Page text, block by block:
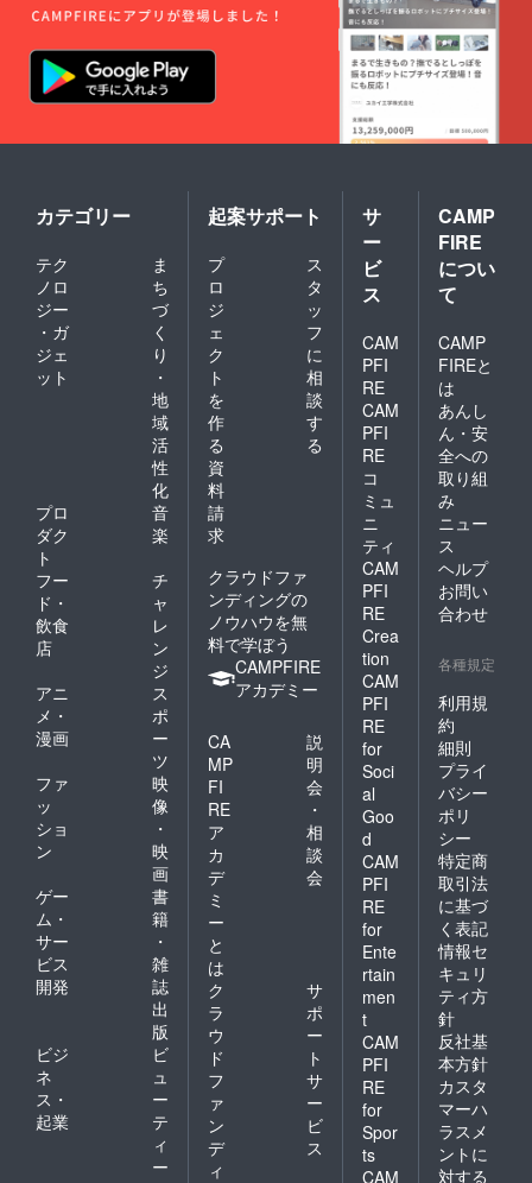
ニシャ
ルな
ど。 注
意事
項：ご
支援に
必ず備
希望さ
れるお
名前を
ご記入
くださ
い。 掲
載を希
ない場
合に
は、
「掲載
希望な
し」と
ご記載
くださ
い。
シール
につい
て 現在
デザイ
ンは調
整中で
用のオ
リジナ
ルデザ
インの
ものを
ご用意
致しま
す。 サ
イズは
60ｘ60
㎜の丸
型を想
定して
います
が、変
更の可
能性も
ござい
ます。
予めご
了承く
ださ
い。
ムペー
ジへの
お名前
掲載に
ついて
間：
5年間掲
載しま
す。 掲
載を希
望しな
い場
合、掲
止をご
希望の
場合に
はお知
らせく
ださ
い。
ホーム
ページ
のレイ
アウト
変更等
によ
り、掲
載場所
や配置
更にな
性がご
ざいま
す。 掲
載方
法：文
字の
み、
ニック
ネー
ム、イ
ニシャ
ルな
ど。 注
意事
項：ご
支援に
際し、
必ず備
考欄に
掲載を
希望さ
れるお
名前を
ご記入
くださ
くださ
い。 掲
載を希
望され
は、
し」と
ご記載
くださ
い。
シール
につい
て 現在
ンは調
整中で
す。 リ
ターン
用のオ
リジナ
ルデザ
インの
ものを
ご用意
致しま
す。 サ
イズは
60ｘ60
㎜の丸
型を想
います
更の可
能性も
ござい
ます。
予めご
了承く
ださ
い。 お
まけに
ついて
埼玉県
産 狭
山茶
宇治抹
茶入り
玄米茶
aburabi
オリジ
ナルブ
レン
ド 60
ｇ 名
称：抹
茶入り
玄米茶
原材料
れるお
名前を
ご記入
くださ
載を希
望され
ない場
は、
「掲載
希望な
し」と
ご記載
くださ
につい
て 現在
デザイ
ンは調
整中で
す。 リ
ターン
用のオ
リジナ
ルデザ
インの
ものを
ご用意
致しま
す。 サ
イズは
㎜の丸
定して
います
が、変
更の可
能性も
ござい
ます。
予めご
了承く
ださ
い。
はお知
らせく
ださ
い。
ページ
のレイ
アウト
によ
り、掲
載場所
や配置
等が変
更にな
る可能
ざいま
す。 掲
載方
法：文
字の
み、
ニック
ネー
ム、イ
ニシャ
ルな
ど。 注
意事
項：ご
支援に
際し、
考欄に
希望さ
れるお
名前を
ご記入
くださ
い。 掲
載を希
望され
ない場
合に
は、
「掲載
希望な
し」と
ご記載
くださ
シール
につい
て 現在
デザイ
ンは調
整中で
す。 リ
ターン
用のオ
掲載期
間：
2025年
1月から
載しま
す。 掲
載を希
載の中
止をご
希望の
場合に
はお知
ださ
い。
ホーム
ページ
のレイ
アウト
変更等
によ
り、掲
載場所
や配置
等が変
更にな
る可能
性がご
ざいま
載方
法：文
字の
み、
ニック
ネー
ム、イ
ニシャ
ルな
ど。 注
項：ご
支援に
際し、
必ず備
考欄に
掲載を
希望さ
れるお
名前を
ご記入
くださ
い。 掲
載を希
望され
ない場
は、
届けい
たしま
す。 原
産国:日
未満の
お子様
には食
注意く
ださ
い。 弊
社ホー
ムペー
お名前
掲載に
ついて
掲載期
間：
2025年
1月から
5年間掲
載しま
す。 掲
載を希
望しな
合、掲
載の中
止をご
場合に
はお知
らせく
ださ
い。
ホーム
ページ
のレイ
アウト
変更等
り、掲
載場所
や配置
等が変
更にな
る可能
性がご
ざいま
す。 掲
法：文
字の
み、
ニック
ネー
ム、イ
ニシャ
カテゴリー
テク
ノロ
ジー
・ガ
ジェ
ット
ま
ち
づ
く
り
・
地
域
活
性
化
プロ
ダク
ト
音
楽
フー
ド・
飲食
店
チ
ャ
レ
ン
ジ
アニ
メ・
漫画
ス
ポ
ー
ツ
ファ
ッ
ショ
ン
映
像
・
映
画
ゲー
ム・
サー
ビス
開発
書
籍
・
雑
誌
出
版
ビジ
ネ
ス・
起業
ビ
ュ
ー
テ
ィ
ー
起案サポート
プ
ロ
ジ
ェ
ク
ト
を
作
る
ス
タ
ッ
フ
に
相
談
す
る
資
料
請
求
クラウドファ
ンディングの
ノウハウを無
料で学ぼう
CAMPFIRE
アカデミー
CA
MP
FI
RE
ア
カ
デ
ミ
ー
と
は
説
明
会
・
相
談
会
ク
ラ
ウ
ド
フ
ァ
ン
デ
ィ
サ
ポ
ー
ト
サ
ー
ビ
ス
サ
ー
ビ
ス
CAM
PFI
RE
CAM
PFI
RE
コ
ミュ
ニ
ティ
CAM
PFI
RE
Crea
tion
CAM
PFI
RE
for
Soci
al
Goo
d
CAM
PFI
RE
for
Ente
rtain
men
t
CAM
PFI
RE
for
Spor
ts
CAM
CAMP
FIRE
につい
て
CAMP
FIREと
は
あんし
ん・安
全への
取り組
み
ニュー
ス
ヘルプ
お問い
合わせ
各種規定
利用規
約
細則
プライ
バシー
ポリ
シー
特定商
取引法
に基づ
く表記
情報セ
キュリ
ティ方
針
反社基
本方針
カスタ
マーハ
ラスメ
ントに
対する